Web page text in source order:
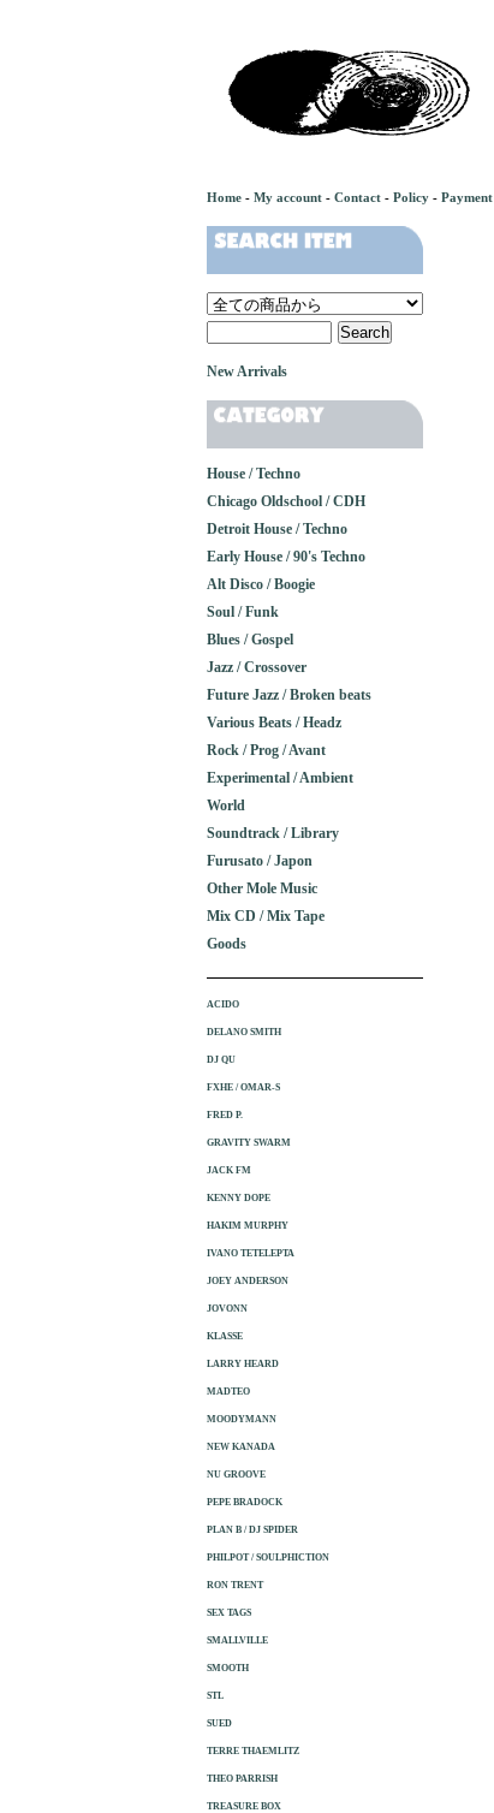
Home - My account - Contact - Policy - Payment
New Arrivals
House / Techno
Chicago Oldschool / CDH
Detroit House / Techno
Early House / 90's Techno
Alt Disco / Boogie
Soul / Funk
Blues / Gospel
Jazz / Crossover
Future Jazz / Broken beats
Various Beats / Headz
Rock / Prog / Avant
Experimental / Ambient
World
Soundtrack / Library
Furusato / Japon
Other Mole Music
Mix CD / Mix Tape
Goods
ACIDO
DELANO SMITH
DJ QU
FXHE / OMAR-S
FRED P.
GRAVITY SWARM
JACK FM
KENNY DOPE
HAKIM MURPHY
IVANO TETELEPTA
JOEY ANDERSON
JOVONN
KLASSE
LARRY HEARD
MADTEO
MOODYMANN
NEW KANADA
NU GROOVE
PEPE BRADOCK
PLAN B / DJ SPIDER
PHILPOT / SOULPHICTION
RON TRENT
SEX TAGS
SMALLVILLE
SMOOTH
STL
SUED
TERRE THAEMLITZ
THEO PARRISH
TREASURE BOX